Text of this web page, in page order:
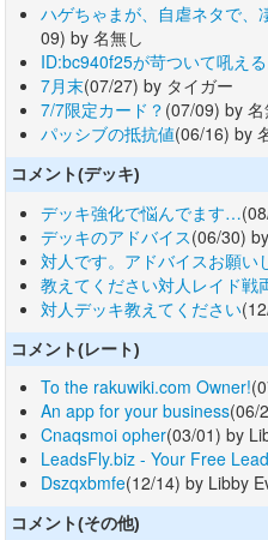
ハゲちゃまが、自虐ネタで
09) by 名無し
ID:bc940f25が苛ついて吼え
7月末(07/27) by タイガー
7/7限定カード？ (07/09) by 名
パッシブの抵抗値(06/16) by
コメント(デッキ)
デッキ強化で悩んでます…
デッキのアドバイス(06/30)
対人です。アドバイスお願い
教えてください対人レイド戦
対人デッキ教えてください
コメント(レート)
To the rakuwiki.com Owner!
An app for your business(06/
Cnaqsmoi opher(03/01) by
LeadsFly.biz - Your Free
Dszqxbmfe(12/14) by Libby
コメント(その他)